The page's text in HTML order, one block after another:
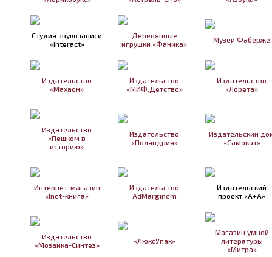
Студия звукозаписи
«Interact»
Деревянные
игрушки «Фаника»
Музей Фаберже
Издательство
«Махаон»
Издательство
«МИФ.Детство»
Издательство
«Лорета»
Издательство
«Пешком в
историю»
Издательство
«Поляндрия»
Издательский
«Самокат»
Интернет-магазин
«Inet-книга»
Издательство
AdMarginem
Издательский
проект «А+А»
Издательство
«Мозаика-Синтез»
«ЛюксУпак»
Магазин умной
литературы
«Митра»